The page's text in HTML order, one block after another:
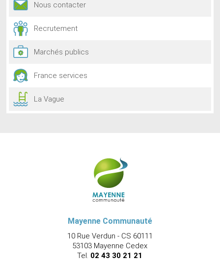
Nous contacter
Recrutement
Marchés publics
France services
La Vague
Mayenne Communauté
10 Rue Verdun - CS 60111
53103 Mayenne Cedex
Tel. 02 43 30 21 21